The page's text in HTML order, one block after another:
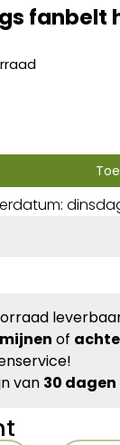
fanbelt
of
van 30 dagen